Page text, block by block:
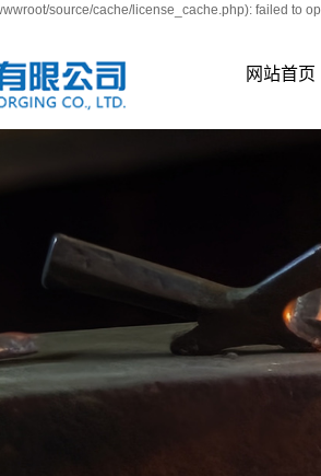
source/cache/license_cache.php): failed to
网站首页